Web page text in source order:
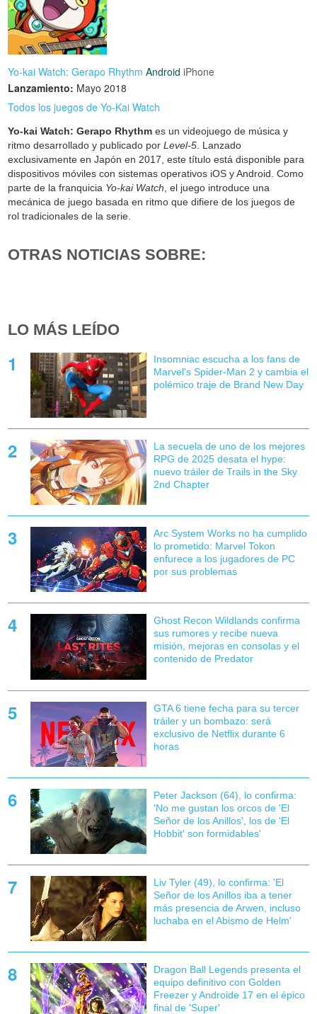
Yo-kai Watch: Gerapo Rhythm Android iPhone
Lanzamiento: Mayo 2018
Todos los juegos de Yo-Kai Watch
Yo-kai Watch: Gerapo Rhythm es un videojuego de música y
ritmo desarrollado y publicado porLevel-5. Lanzado
exclusivamente en Japón en 2017, este título está disponible para
dispositivos móviles con sistemas operativos iOS y Android. Como
parte de la franquicia Yo-kai Watch, el juego introduce una
mecánica de juego basada en ritmo que difiere de los juegos de
rol tradicionales de la serie.
OTRAS NOTICIAS SOBRE:
LO MÁS LEÍDO
Insomniac escucha a los fans de
Marvel's Spider-Man 2 y cambia el
polémico traje de Brand New Day
La secuela de uno de los mejores
RPG de 2025 desata el hype:
nuevo tráiler de Trails in the Sky
2nd Chapter
Arc System Works no ha cumplido
lo prometido: Marvel Tokon
enfurece a los jugadores de PC
por sus problemas
Ghost Recon Wildlands confirma
sus rumores y recibe nueva
misión, mejoras en consolas y el
contenido de Predator
GTA 6 tiene fecha para su tercer
tráiler y un bombazo: será
exclusivo de Netflix durante 6
horas
Peter Jackson (64), lo confirma:
'No me gustan los orcos de 'El
Señor de los Anillos', los de 'El
Hobbit' son formidables'
Liv Tyler (49), lo confirma: 'El
Señor de los Anillos iba a tener
más presencia de Arwen, incluso
luchaba en el Abismo de Helm'
Dragon Ball Legends presenta el
equipo definitivo con Golden
Freezer y Androide 17 en el épico
final de 'Super'